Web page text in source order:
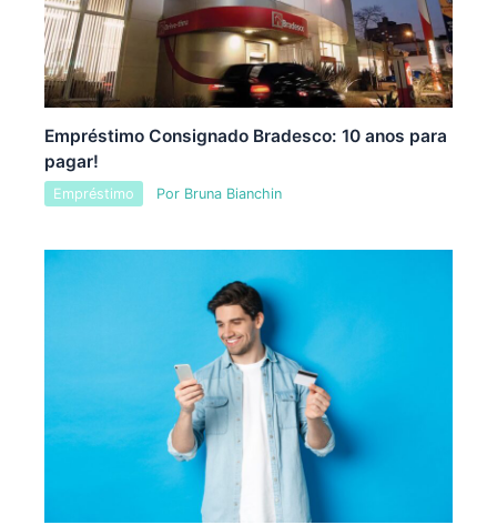
Empréstimo Consignado Bradesco: 10 anos para
pagar!
Empréstimo Por Bruna Bianchin